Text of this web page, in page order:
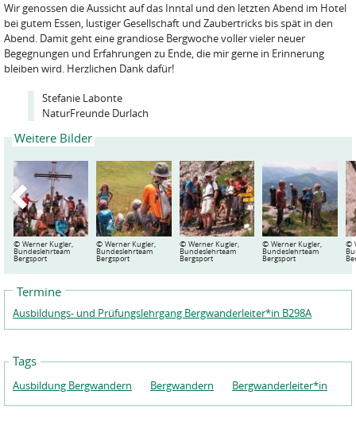
Wir genossen die Aussicht auf das Inntal und den letzten Abend im Hotel
bei gutem Essen, lustiger Gesellschaft und Zaubertricks bis spät in den
Abend. Damit geht eine grandiose Bergwoche voller vieler neuer
Begegnungen und Erfahrungen zu Ende, die mir gerne in Erinnerung
bleiben wird. Herzlichen Dank dafür!
Stefanie Labonte
NaturFreunde Durlach
Weitere Bilder
© Werner Kugler,
Bundeslehrteam
Bergsport
© Werner Kugler,
Bundeslehrteam
Bergsport
© Werner Kugler,
Bundeslehrteam
Bergsport
© Werner Kugler,
Bundeslehrteam
Bergsport
©
Termine
Ausbildungs- und Prüfungslehrgang Bergwanderleiter*in B298A
Tags
Ausbildung Bergwandern Bergwandern Bergwanderleiter*in